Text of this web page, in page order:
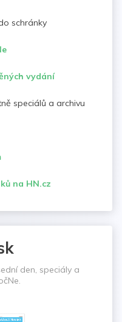
schránky
vydání
speciálů a archivu
na HN.cz
den, speciály a